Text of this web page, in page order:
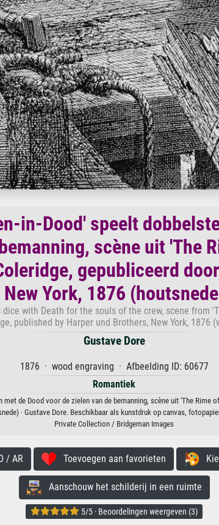
in-Dood' speelt
scène uit 'The
gepubliceerd
New York, 1876
with Death for the souls of the crew, scene from
published by Harper und Brothers, New York, 1876
Gustave Dore
1876 · wood engraving · Afbeelding ID: 60677
Romantiek
met de Dood voor de zielen van de bemanning, scène uit 'The Rime
· Gustave Dore. Beschikbaar als kunstdruk op canvas,
Private Collection / Bridgeman Images
/ AR Toevoegen aan favorieten
Aanschouw het schilderij in een ruimte
5/5 · Beoordelingen weergeven (3)